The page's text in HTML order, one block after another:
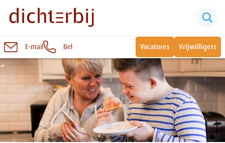
Naar
inhoud
E-mail Bel Vacatures Vrijwilligers
Sluiten
Snel naar:
Wonen bij Dichterbij